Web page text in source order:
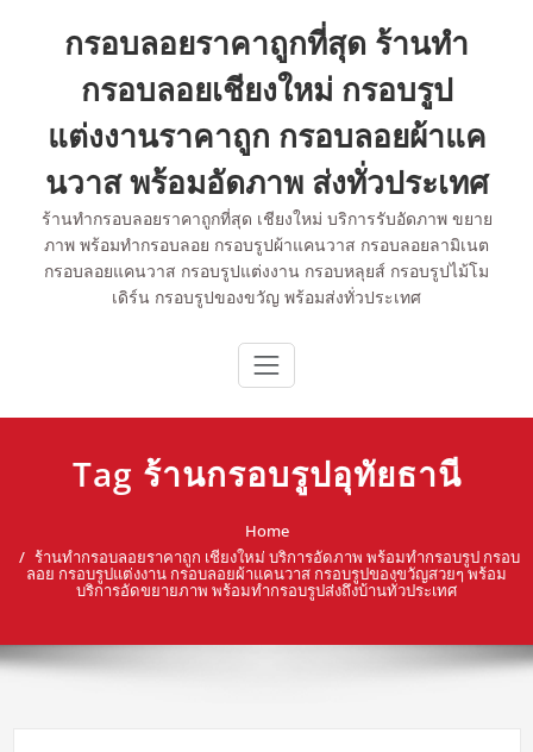
กรอบลอยราคาถูกที่สุด ร้านทำ
กรอบลอยเชียงใหม่ กรอบรูป
แต่งงานราคาถูก กรอบลอยผ้าแค
นวาส พร้อมอัดภาพ ส่งทั่วประเทศ
ร้านทำกรอบลอยราคาถูกที่สุด เชียงใหม่ บริการรับอัดภาพ ขยาย
ภาพ พร้อมทำกรอบลอย กรอบรูปผ้าแคนวาส กรอบลอยลามิเนต
กรอบลอยแคนวาส กรอบรูปแต่งงาน กรอบหลุยส์ กรอบรูปไม้โม
เดิร์น กรอบรูปของขวัญ พร้อมส่งทั่วประเทศ
Tag ร้านกรอบรูปอุทัยธานี
Home
ร้านทำกรอบลอยราคาถูก เชียงใหม่ บริการอัดภาพ พร้อมทำกรอบรูป กรอบ
ลอย กรอบรูปแต่งงาน กรอบลอยผ้าแคนวาส กรอบรูปของขวัญสวยๆ พร้อม
บริการอัดขยายภาพ พร้อมทำกรอบรูปส่งถึงบ้านทั่วประเทศ